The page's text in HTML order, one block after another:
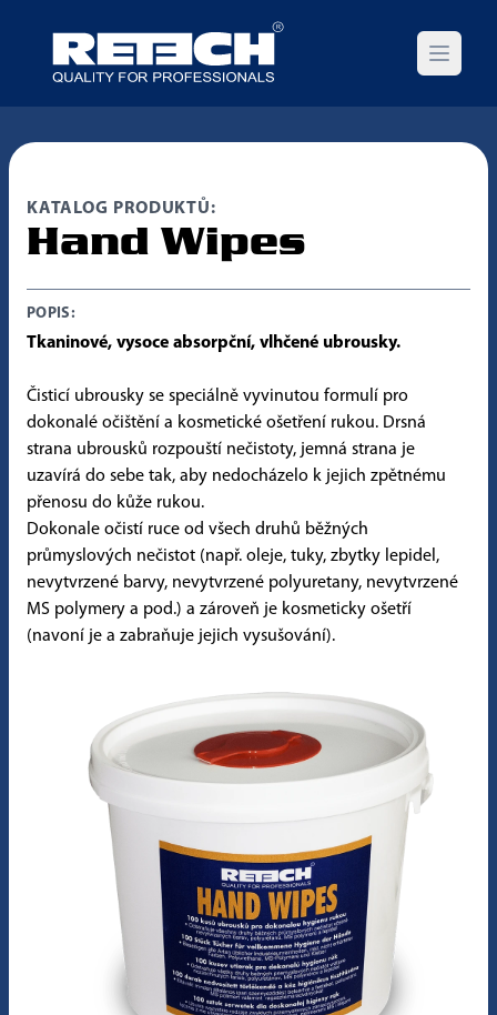
Open
KATALOG PRODUKTŮ:
Hand Wipes
POPIS:
Tkaninové, vysoce absorpční, vlhčené ubrousky.
Čisticí ubrousky se speciálně vyvinutou formulí pro
dokonalé očištění a kosmetické ošetření rukou. Drsná
strana ubrousků rozpouští nečistoty, jemná strana je
uzavírá do sebe tak, aby nedocházelo k jejich zpětnému
přenosu do kůže rukou.
Dokonale očistí ruce od všech druhů běžných
průmyslových nečistot (např. oleje, tuky, zbytky lepidel,
nevytvrzené barvy, nevytvrzené polyuretany, nevytvrzené
MS polymery a pod.) a zároveň je kosmeticky ošetří
(navoní je a zabraňuje jejich vysušování).